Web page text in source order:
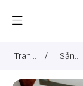
Trang
chủ
/ Sản
phẩm